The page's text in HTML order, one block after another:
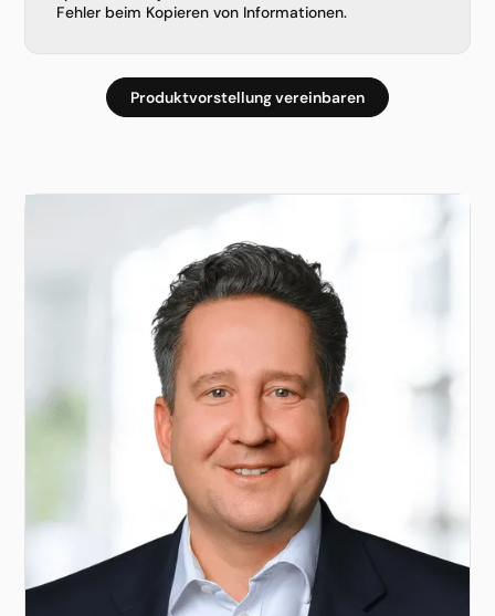
Fehler beim Kopieren von Informationen.
Produktvorstellung vereinbaren